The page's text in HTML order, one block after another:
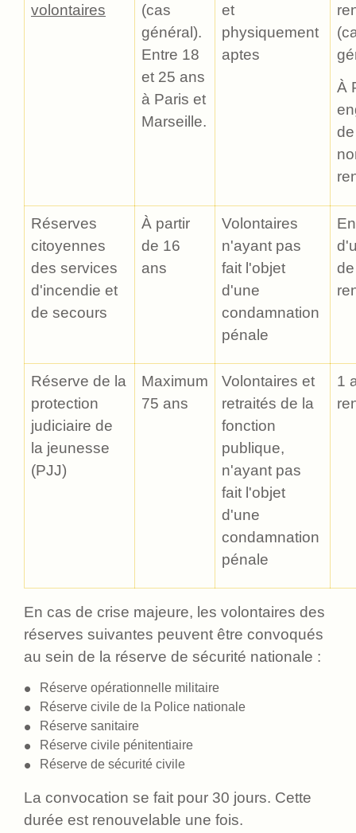
volontaires
(cas
général).
Entre 18
et 25 ans
à Paris et
Marseille.
et
physiquement
aptes
À
Réserves
citoyennes
des services
d'incendie et
de secours
À partir
de 16
ans
Volontaires
n'ayant pas
fait l'objet
d'une
condamnation
pénale
Réserve de la
protection
judiciaire de
la jeunesse
(PJJ)
Maximum
75 ans
Volontaires et
retraités de la
fonction
publique,
n'ayant pas
fait l'objet
d'une
condamnation
pénale
1
En cas de crise majeure, les volontaires des
réserves suivantes peuvent être convoqués
au sein de la réserve de sécurité nationale :
Réserve opérationnelle militaire
Réserve civile de la Police nationale
Réserve sanitaire
Réserve civile pénitentiaire
Réserve de sécurité civile
La convocation se fait pour 30 jours. Cette
durée est renouvelable une fois.